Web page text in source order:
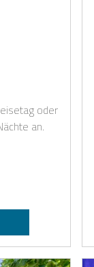
20
Schlafzimmer: 8
der Badezimmer: 8
oder
an.